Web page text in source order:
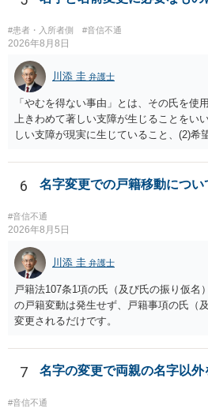
されません）。 診断書は単に病名の記載
原因となった事実と、当該症状が医学的
その発生原因及び症状が現在の名を使用
こと、といった説明がなされているのが
ょう。 ただし、もし上記の理由の主張が
称名を使用して、その後にいわゆる永年
を選択すれば、比較的緩やかに認められ
本件では、(1)子の氏の変更許可（民法
項の氏の変更許可の2種類が考えられま
父の氏を称したいというケースが多い）
変更許可の場合、あなたは現在の戸籍か
籍する（戻る）という戸籍変動になるた
可申立てにおいては、入籍先である親（
者や15歳以上の子）の同意があるかどう
です。 (2)については、「やむを得ない事
は、名の変更許可よりも厳重な要件であ
的・心理的な理由ではなかなかハードル
性的虐待を受けていたケースで氏変更を
立て前に分籍届によってあなたの単独戸
とをお勧めします。
#患者・入所者側 #音信不通
2026年8月8日
川添 圭 弁護士
「やむを得ない事由」とは、その氏を使
上きわめて著しい支障が生じることをい
しい支障が現実に生じていること、(2)希
できるかどうかがポイントです。 記録中
象ですので、上記(1)と(2)を説明できる資
に）提出することが必要になります。「
なので、例えば、医学上確立されている
明とそれに沿う資料の提出が必要になっ
的・心理的な理由の氏変更は様々な意味
護士へ依頼しても苦労することが強く予
本人申立てをお考えであれば、医学知識
れますので、性急な申立てをせず、知識
万全の体制で申立てに臨んだ方がよいと
6 名字変更での戸籍移動につい
#音信不通
2026年8月5日
川添 圭 弁護士
戸籍法107条1項の氏（及び氏の振り仮名
の戸籍変動は発生せず、戸籍事項の氏（
変更されるだけです。
7 名字の変更で両親の名字以外
#音信不通